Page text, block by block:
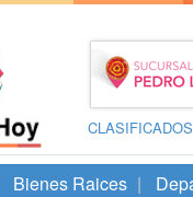
CLASIFICADOS
Bienes Raices